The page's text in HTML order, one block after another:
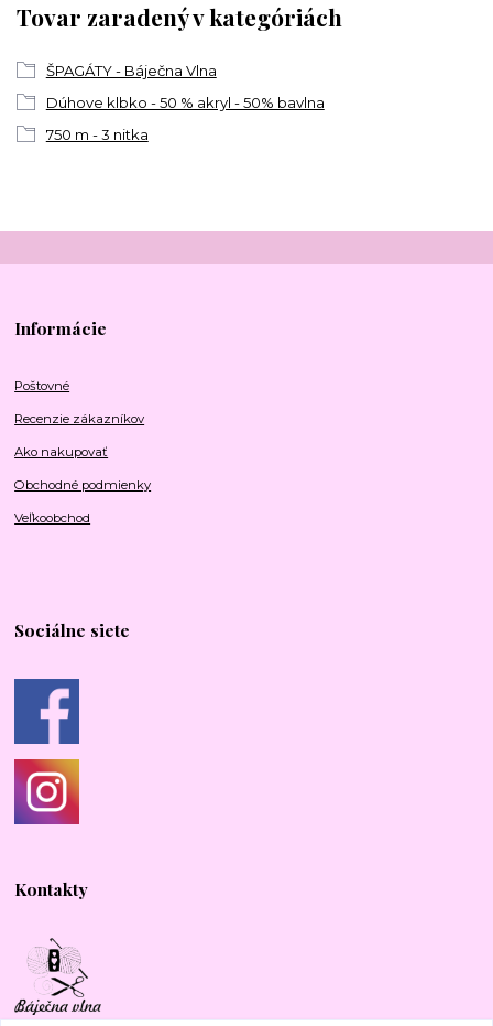
Tovar zaradený v kategóriách
ŠPAGÁTY - Báječna Vlna
Dúhove klbko - 50 % akryl - 50% bavlna
750 m - 3 nitka
Informácie
Poštovné
Recenzie zákazníkov
Ako nakupovať
Obchodné podmienky
Veľkoobchod
Sociálne siete
Kontakty